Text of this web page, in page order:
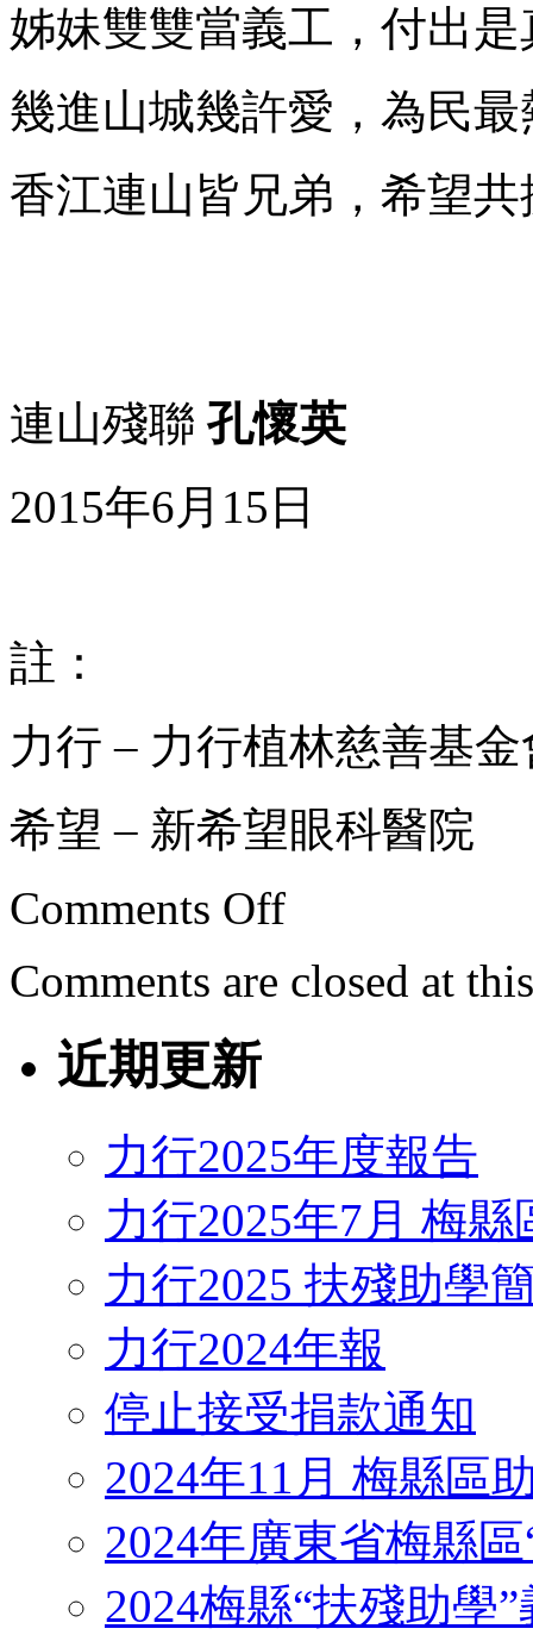
姊妹雙雙當義工，付出是
幾進山城幾許愛，為民最
香江連山皆兄弟，希望共
連山殘聯 孔懷英
2015年6月15日
註：
力行 – 力行植林慈善基金
希望 – 新希望眼科醫院
Comments Off
Comments are closed at
近期更新
力行2025年度報告
力行2025年7月 梅
力行2025 扶殘助學
力行2024年報
停止接受捐款通知
2024年11月 梅縣區
2024年廣東省梅縣
2024梅縣“扶殘助學